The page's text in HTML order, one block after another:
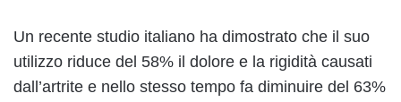
Un recente studio italiano ha dimostrato che il suo
utilizzo riduce del 58% il dolore e la rigidità causati
dall’artrite e nello stesso tempo fa diminuire del 63%